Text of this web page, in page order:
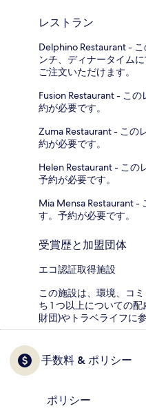
レストラン
Delphino Restaurant -
ンチ、ディナータイム
ご注文いただけます。
Fusion Restaurant - こ
約が必要です。
Zuma Restaurant - この
約が必要です。
Helen Restaurant - この
予約が必要です。
Mia Mensa Restaurant -
す。予約が必要です。
受賞歴と加盟団体
エコ認証取得施設
この施設は、環境、コ
ち 1 つ以上についての
財団)やトラベライフに
手数料 & ポリシー
ポリシー